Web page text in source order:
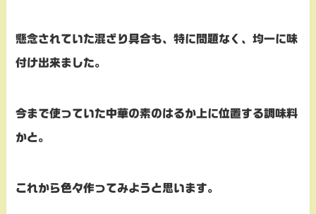
懸念されていた混ざり具合も、特に問題なく、均一に味
付け出来ました。
今まで使っていた中華の素のはるか上に位置する調味料
かと。
これから色々作ってみようと思います。